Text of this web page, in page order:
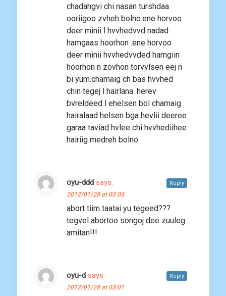
chadahgvi chi nasan turshdaa
ooriigoo zvheh bolno.ene horvoo
deer minii l hvvhedvvd nadad
hamgaas hoorhon .ene horvoo
deer minii hvvhedvvded hamgiin
hoorhon n zovhon torvvlsen eej n
bi yum.chamaig ch bas hvvhed
chin tegej l hairlana .herev
bvreldeed l ehelsen bol chamaig
hairalaad helsen bga hevlii deeree
garaa taviad hvlee chi hvvhediihee
hairiig medreh bolno.
oyu-ddd says:
2012/01/28 at 03:03
abort tiim taatai yu tegeed???
tegvel abortoo songoj dee zuuleg
amitan!!!
Reply
oyu-d says:
2012/01/28 at 03:01
Reply